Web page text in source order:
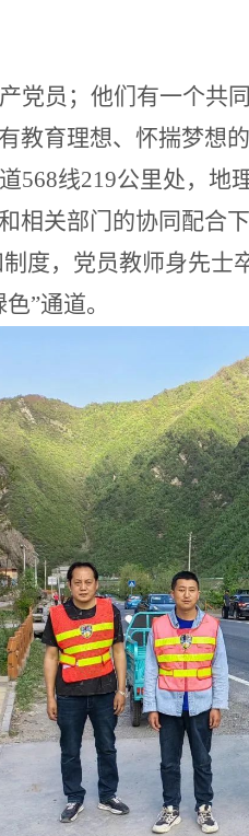
党员；他们有一个共
教育理想、怀揣梦想
568线219公里处，地
相关部门的协同配合
度，党员教师身先
”通道。